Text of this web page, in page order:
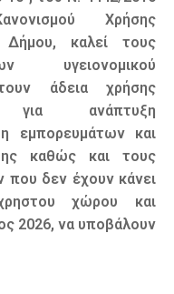
Χρήσης
καλεί τους
υγειονομικού
άδεια χρήσης
για ανάπτυξη
εμπορευμάτων και
καθώς και τους
που δεν έχουν κάνει
χώρου και
2026, να υποβάλουν